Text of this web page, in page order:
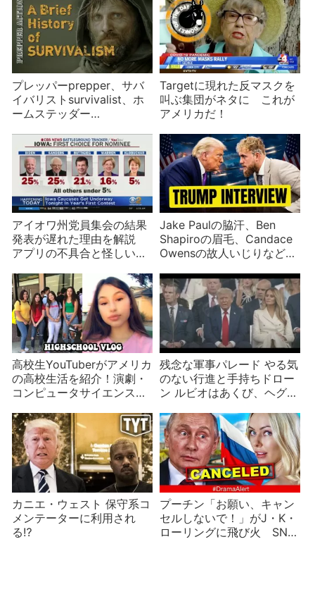
プレッパーprepper、サバ
イバリストsurvivalist、ホ
ームステッダー
代アメリカの心性
Targetに現れた反マスクを
叫ぶ集団がネタに これが
アメリカだ！
アイオワ州党員集会の結果
発表が遅れた理由を解説
アプリの不具合と怪しいウ
Jake Paulの脇汗、Ben
Shapiroの眉毛、Candace
Owensの故人いじりなど米
ス
高校生YouTuberがアメリカ
の高校生活を紹介！演劇・
コンピュータサイエンス・
残念な軍事パレード やる気
のない行進と手持ちドロー
ン ルビオはあくび、ヘグセ
カニエ・ウェスト 保守系コ
メンテーターに利用され
る⁉︎
プーチン「お願い、キャン
セルしないで！」がJ・K・
ローリングに飛び火 SNS